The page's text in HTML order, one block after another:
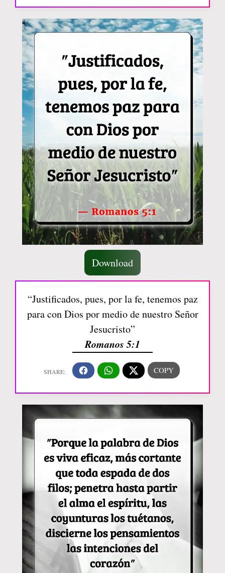
Download
“Justificados, pues, por la fe, tenemos paz
para con Dios por medio de nuestro Señor
Jesucristo”
Romanos 5:1